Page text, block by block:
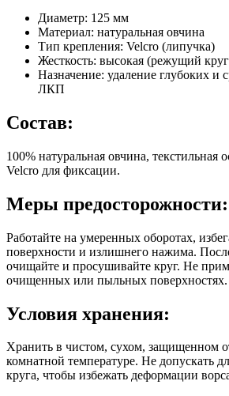
Диаметр: 125 мм
Материал: натуральная овчина
Тип крепления: Velcro (липучка)
Жесткость: высокая (режущий
Назначение: удаление глубоких и
ЛКП
Состав:
100% натуральная овчина, текстильная
Velcro для фиксации.
Меры предосторожности:
Работайте на умеренных оборотах,
поверхности и излишнего нажима.
очищайте и просушивайте круг. Не
очищенных или пыльных поверхностях.
Условия хранения:
Хранить в чистом, сухом, защищенном
комнатной температуре. Не допускать
круга, чтобы избежать деформации